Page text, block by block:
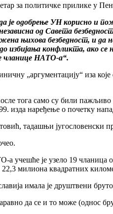
за политичке прилике у
је одобрење УН корисно и
од Савета
њихова безбедност, и да
избијања конфликта, ако
чланице НАТО-а“.
„аргументацију“ иза
тога само су били
изда наређење о почетку
тадашњи југословенски
а учешће је узело 19 чланица
милиона квадратних
имала је друштвени
да се и то може (однос